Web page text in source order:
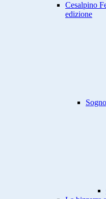
Cesalpino
edizione